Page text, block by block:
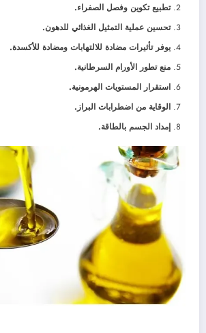
تطبيع تكوين وفصل الصفراء.
تحسين عملية التمثيل الغذائي للدهون.
يوفر تأثيرات مضادة للالتهابات ومضادة للأكسدة.
منع تطور الأورام السرطانية.
استقرار المستويات الهرمونية.
الوقاية من اضطرابات البراز.
إمداد الجسم بالطاقة.